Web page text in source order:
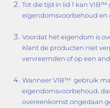
Tot die tijd in lid 1 kan
eigendomsvoorbehoud en
Voordat het eigendom is
Klant de producten niet
vervreemden of op een
Wanneer VIB™ gebruik
eigendomsvoorbehoud,
overeenkomst ongedaan